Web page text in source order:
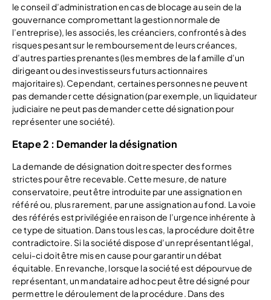
le conseil d’administration en cas de blocage au sein de la
gouvernance compromettant la gestion normale de
l’entreprise), les associés, les créanciers, confrontés à des
risques pesant sur le remboursement de leurs créances,
d’autres parties prenantes (les membres de la famille d’un
dirigeant ou des investisseurs futurs actionnaires
majoritaires). Cependant, certaines personnes ne peuvent
pas demander cette désignation (par exemple, un liquidateur
judiciaire ne peut pas demander cette désignation pour
représenter une société).
Etape 2 : Demander la désignation
La demande de désignation doit respecter des formes
strictes pour être recevable. Cette mesure, de nature
conservatoire, peut être introduite par une assignation en
référé ou, plus rarement, par une assignation au fond. La voie
des référés est privilégiée en raison de l’urgence inhérente à
ce type de situation. Dans tous les cas, la procédure doit être
contradictoire. Si la société dispose d’un représentant légal,
celui-ci doit être mis en cause pour garantir un débat
équitable. En revanche, lorsque la société est dépourvue de
représentant, un mandataire ad hoc peut être désigné pour
permettre le déroulement de la procédure. Dans des